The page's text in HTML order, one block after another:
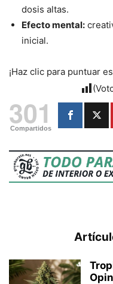
dosis altas.
Efecto mental:
inicial.
¡Haz clic para puntuar
301
Compartidos